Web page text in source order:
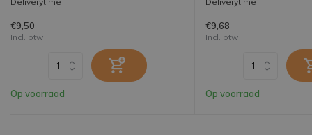
€9,50
Incl. btw
Op voorraad
€9,68
Incl. btw
Op voorraad